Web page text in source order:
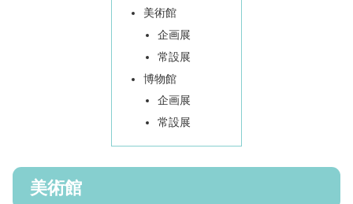
美術館
企画展
常設展
博物館
企画展
常設展
美術館